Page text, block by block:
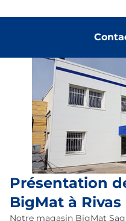
Présentation
BigMat à Rivas
Notre magasin BigMat